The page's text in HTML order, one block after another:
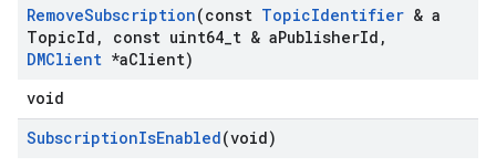
RemoveSubscription(const TopicIdentifier & a
TopicId , const uint64 t & aPublisherId ,
DMClient *aClient)
void
SubscriptionIsEnabled(void)